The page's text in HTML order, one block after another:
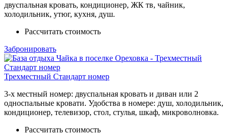
двуспальная кровать, кондиционер, ЖК тв, чайник,
холодильник, утюг, кухня, душ.
Рассчитать стоимость
Забронировать
Трехместный Стандарт номер
3-х местный номер: двуспальная кровать и диван или 2
односпальные кровати. Удобства в номере: душ, холодильник,
кондиционер, телевизор, стол, стулья, шкаф, микроволновка.
Рассчитать стоимость